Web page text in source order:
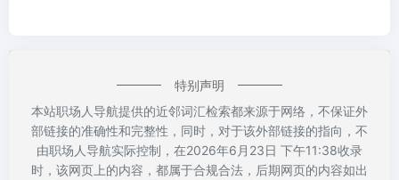
特别声明
本站职场人导航提供的近邻词汇检索都来源于网络，不保证外
部链接的准确性和完整性，同时，对于该外部链接的指向，不
由职场人导航实际控制，在2026年6月23日 下午11:38收录
时，该网页上的内容，都属于合规合法，后期网页的内容如出